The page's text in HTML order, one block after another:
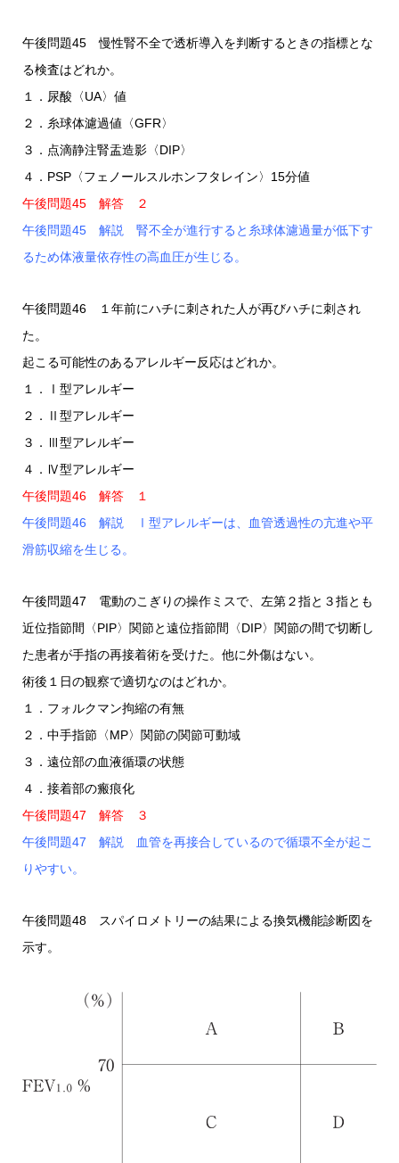
午後問題45 慢性腎不全で透析導入を判断するときの指標とな
る検査はどれか。
１．尿酸〈UA〉値
２．糸球体濾過値〈GFR〉
３．点滴静注腎盂造影〈DIP〉
４．PSP〈フェノールスルホンフタレイン〉15分値
午後問題45 解答 ２
午後問題45 解説 腎不全が進行すると糸球体濾過量が低下す
るため体液量依存性の高血圧が生じる。
午後問題46 １年前にハチに刺された人が再びハチに刺され
た。
起こる可能性のあるアレルギー反応はどれか。
１．Ⅰ型アレルギー
２．Ⅱ型アレルギー
３．Ⅲ型アレルギー
４．Ⅳ型アレルギー
午後問題46 解答 １
午後問題46 解説 Ⅰ型アレルギーは、血管透過性の亢進や平
滑筋収縮を生じる。
午後問題47 電動のこぎりの操作ミスで、左第２指と３指とも
近位指節間〈PIP〉関節と遠位指節間〈DIP〉関節の間で切断し
た患者が手指の再接着術を受けた。他に外傷はない。
術後１日の観察で適切なのはどれか。
１．フォルクマン拘縮の有無
２．中手指節〈MP〉関節の関節可動域
３．遠位部の血液循環の状態
４．接着部の瘢痕化
午後問題47 解答 ３
午後問題47 解説 血管を再接合しているので循環不全が起こ
りやすい。
午後問題48 スパイロメトリーの結果による換気機能診断図を
示す。